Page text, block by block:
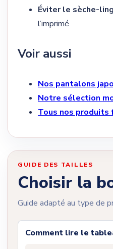
Éviter le sèche-
l’imprimé
Voir aussi
Nos pantalons
Notre sélection
Tous nos produits
GUIDE DES TAILLES
Choisir la
Guide adapté au type de
Comment lire le